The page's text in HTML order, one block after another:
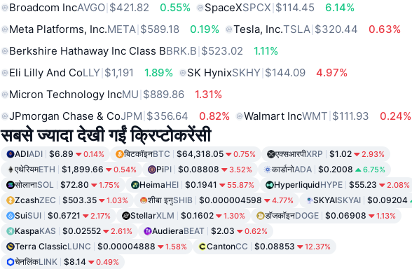
Broadcom IncAVGO $421.82 0.55% SpaceXSPCX $114.45
6.14%
Meta Platforms, Inc.META $589.18 0.19% Tesla, Inc.TSLA $320.44
0.63%
Berkshire Hathaway Inc Class BBRK.B $523.02
1.11%
Eli Lilly And CoLLY $1,191 1.89% SK HynixSKHY $144.09
4.97%
Micron Technology IncMU $889.86
1.31%
JPmorgan Chase & CoJPM $356.64 0.82% Walmart IncWMT $111.93 0.24%
सबसे ज्यादा देखी गईं क्रिप्टोकरेंसी
ADIADI $6.89 0.14% बिटकॉइनBTC $64,318.05 0.75% एक्सआरपीXRP $1.02 2.93%
एथेरियमETH $1,899.66 0.54% PiPI $0.08808 3.52% कार्डानोADA $0.2008 6.75%
सोलानाSOL $72.80 1.75% HeimaHEI $0.1941 55.87% HyperliquidHYPE $55.23 2.08%
ZcashZEC $503.35 1.03% शीबा इनुSHIB $0.000004598 4.77% SKYAISKYAI $0.09204
SuiSUI $0.6721 2.17% StellarXLM $0.1602 1.30% डॉजकॉइनDOGE $0.06908 1.13%
KaspaKAS $0.02552 2.61% AudieraBEAT $2.03 0.62%
Terra ClassicLUNC $0.00004888 1.58% CantonCC $0.08853 12.37%
चेनलिंकLINK $8.14 0.49%